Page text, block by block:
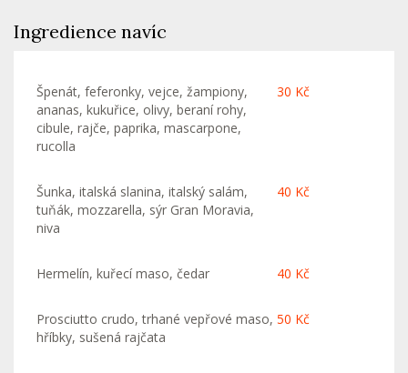
Ingredience navíc
Špenát, feferonky, vejce, žampiony,
ananas, kukuřice, olivy, beraní rohy,
cibule, rajče, paprika, mascarpone,
rucolla
30 Kč
Šunka, italská slanina, italský salám,
tuňák, mozzarella, sýr Gran Moravia,
niva
40 Kč
Hermelín, kuřecí maso, čedar 40 Kč
Prosciutto crudo, trhané vepřové maso,
hříbky, sušená rajčata
50 Kč